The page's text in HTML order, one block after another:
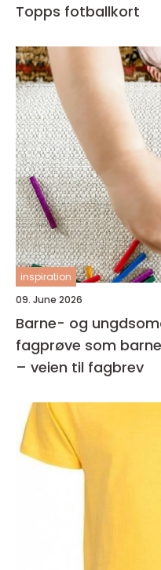
Topps fotballkort
inspiration
09. June 2026
Barne- og
fagprøve som
– veien til fagbrev